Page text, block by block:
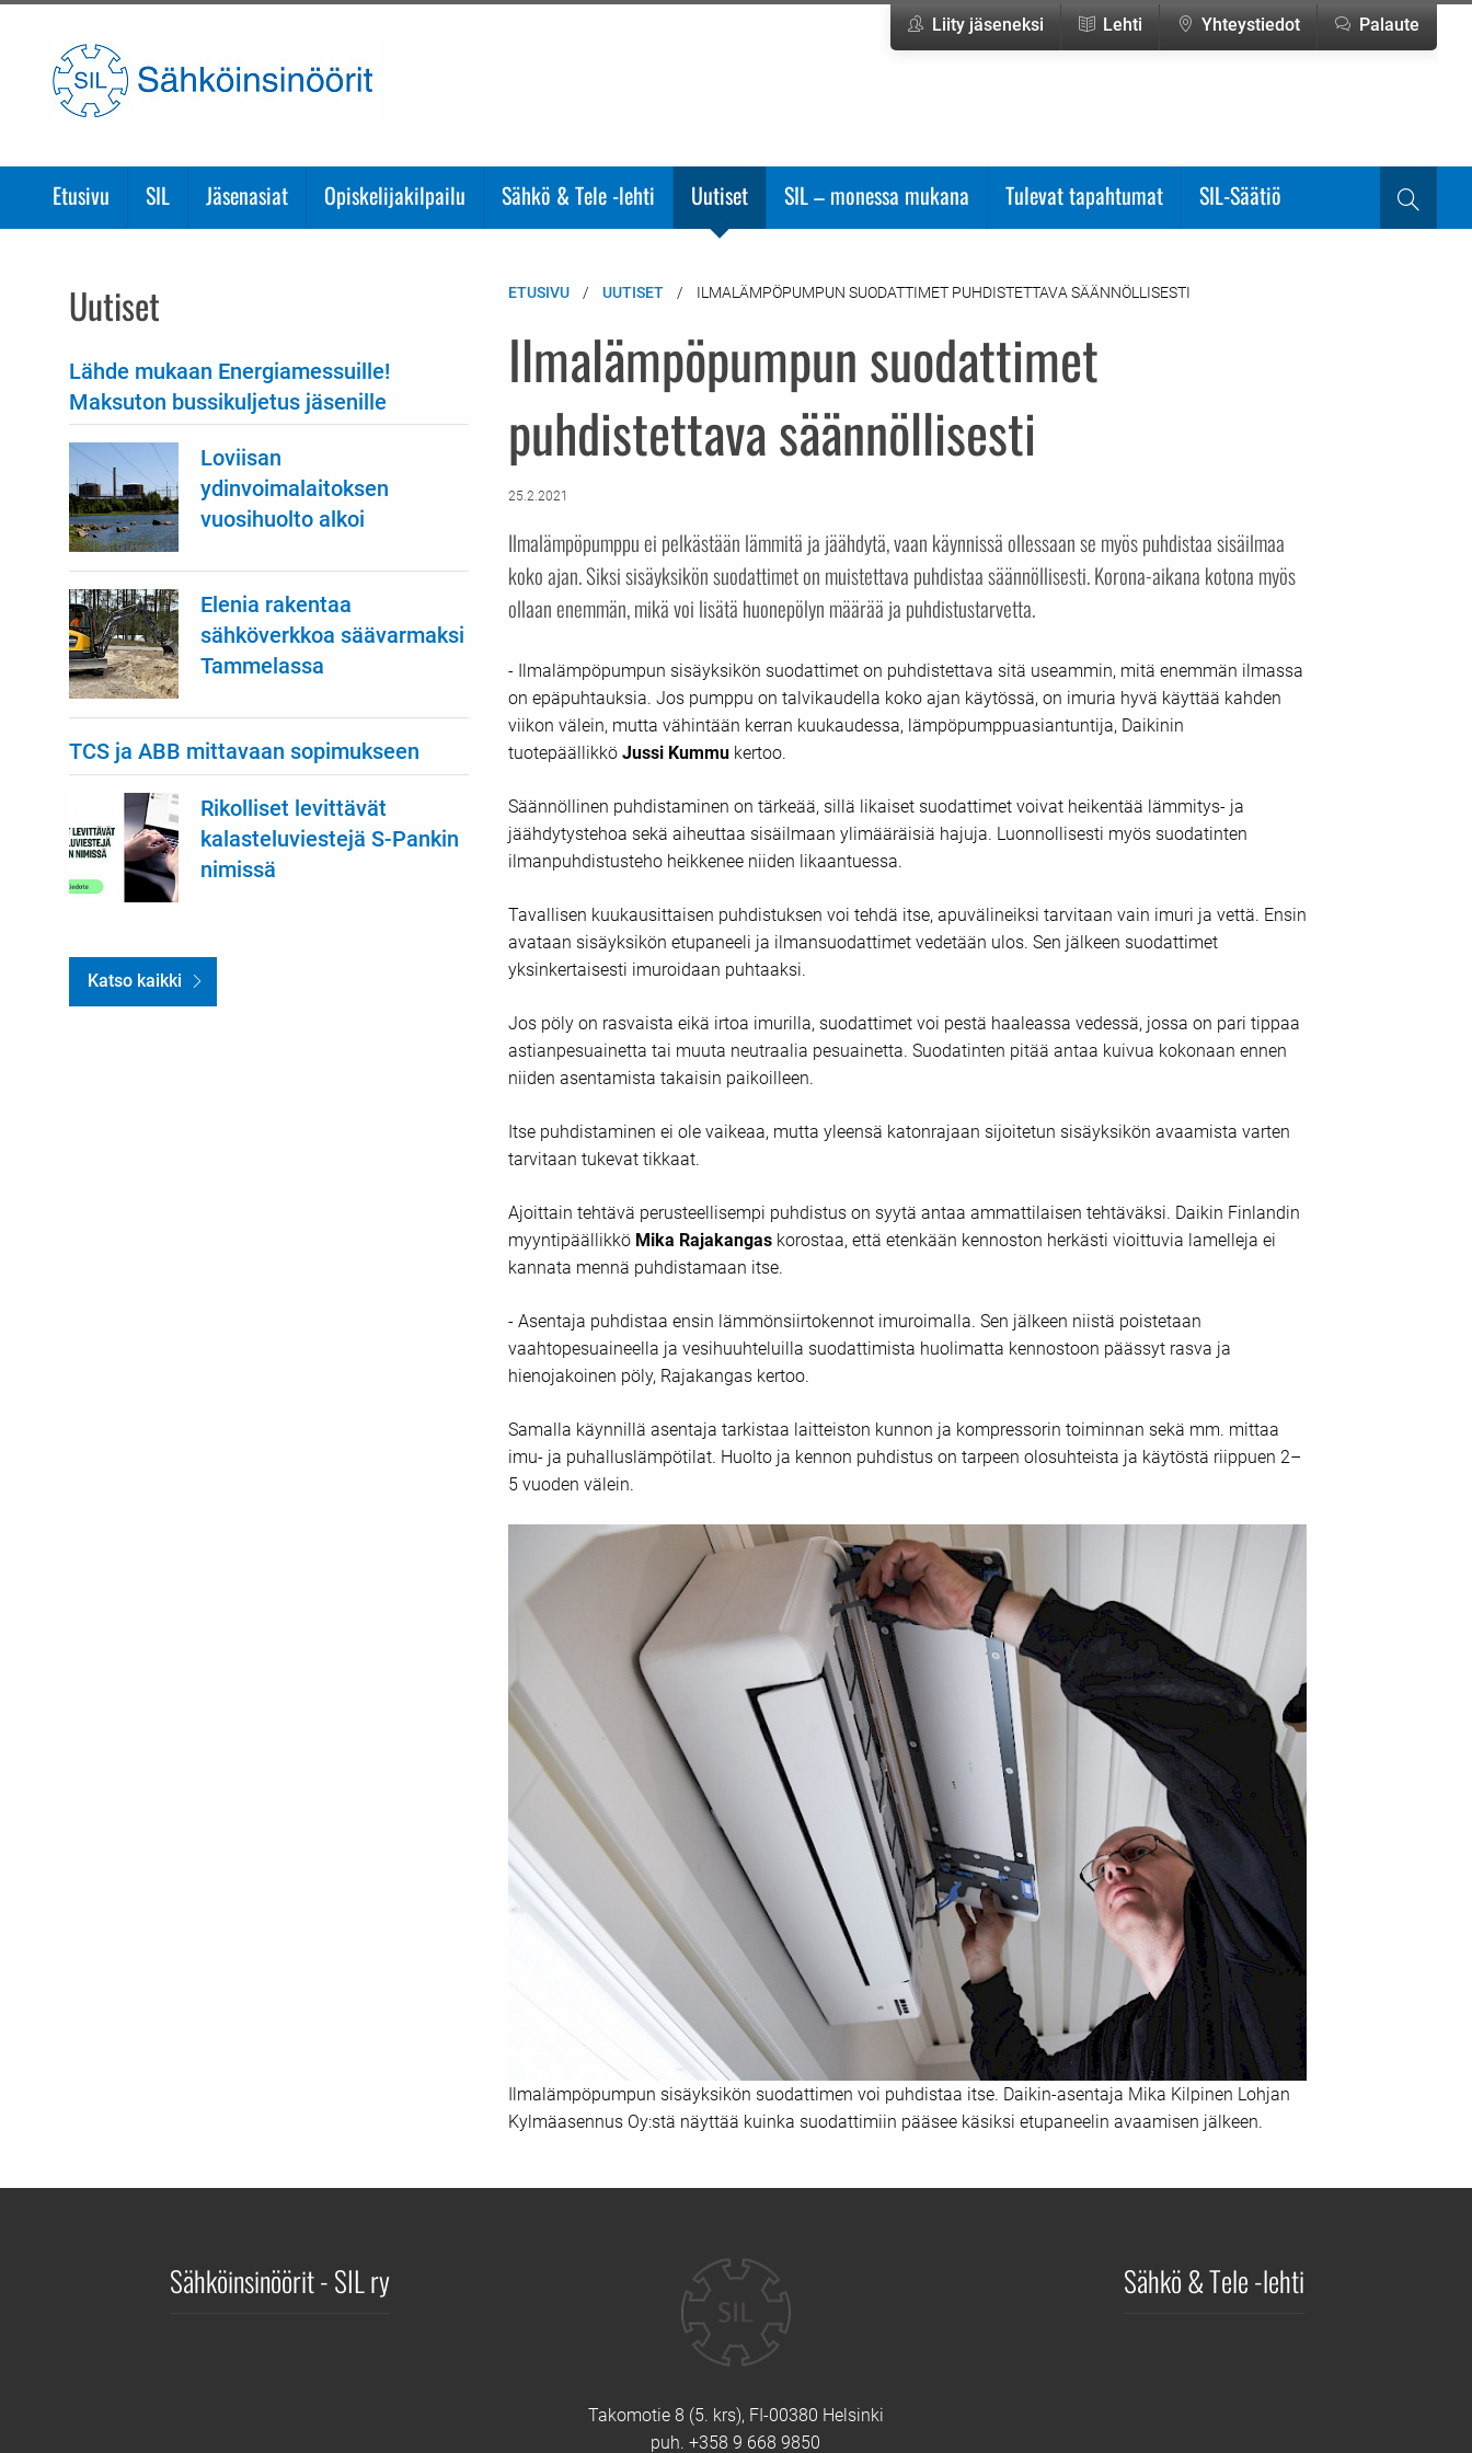
Liity jäseneksi Lehti Yhteystiedot
Palaute
Etusivu SIL Jäsenasiat Opiskelijakilpailu Sähkö & Tele -lehti Uutiset SIL – monessa mukana Tulevat tapahtumat SIL-Säätiö Haku
ETUSIVU UUTISET ILMALÄMPÖPUMPUN SUODATTIMET PUHDISTETTAVA SÄÄNNÖLLISESTI
Ilmalämpöpumpun suodattimet
puhdistettava säännöllisesti
25.2.2021
Ilmalämpöpumppu ei pelkästään lämmitä ja jäähdytä, vaan käynnissä ollessaan se myös puhdistaa sisäilmaa
koko ajan. Siksi sisäyksikön suodattimet on muistettava puhdistaa säännöllisesti. Korona-aikana kotona myös
ollaan enemmän, mikä voi lisätä huonepölyn määrää ja puhdistustarvetta.
- Ilmalämpöpumpun sisäyksikön suodattimet on puhdistettava sitä useammin, mitä enemmän ilmassa
on epäpuhtauksia. Jos pumppu on talvikaudella koko ajan käytössä, on imuria hyvä käyttää kahden
viikon välein, mutta vähintään kerran kuukaudessa, lämpöpumppuasiantuntija, Daikinin
tuotepäällikkö Jussi Kummukertoo.
Säännöllinen puhdistaminen on tärkeää, sillä likaiset suodattimet voivat heikentää lämmitys- ja
jäähdytystehoa sekä aiheuttaa sisäilmaan ylimääräisiä hajuja. Luonnollisesti myös suodatinten
ilmanpuhdistusteho heikkenee niiden likaantuessa.
Tavallisen kuukausittaisen puhdistuksen voi tehdä itse, apuvälineiksi tarvitaan vain imuri ja vettä. Ensin
avataan sisäyksikön etupaneeli ja ilmansuodattimet vedetään ulos. Sen jälkeen suodattimet
yksinkertaisesti imuroidaan puhtaaksi.
Jos pöly on rasvaista eikä irtoa imurilla, suodattimet voi pestä haaleassa vedessä, jossa on pari tippaa
astianpesuainetta tai muuta neutraalia pesuainetta. Suodatinten pitää antaa kuivua kokonaan ennen
niiden asentamista takaisin paikoilleen.
Itse puhdistaminen ei ole vaikeaa, mutta yleensä katonrajaan sijoitetun sisäyksikön avaamista varten
tarvitaan tukevat tikkaat.
Ajoittain tehtävä perusteellisempi puhdistus on syytä antaa ammattilaisen tehtäväksi. Daikin Finlandin
myyntipäällikkö Mika Rajakangaskorostaa, että etenkään kennoston herkästi vioittuvia lamelleja ei
kannata mennä puhdistamaan itse.
- Asentaja puhdistaa ensin lämmönsiirtokennot imuroimalla. Sen jälkeen niistä poistetaan
vaahtopesuaineella ja vesihuuhteluilla suodattimista huolimatta kennostoon päässyt rasva ja
hienojakoinen pöly, Rajakangas kertoo.
Samalla käynnillä asentaja tarkistaa laitteiston kunnon ja kompressorin toiminnan sekä mm. mittaa
imu- ja puhalluslämpötilat. Huolto ja kennon puhdistus on tarpeen olosuhteista ja käytöstä riippuen 2–
5 vuoden välein.
Ilmalämpöpumpun sisäyksikön suodattimen voi puhdistaa itse. Daikin-asentaja Mika Kilpinen Lohjan
Kylmäasennus Oy:stä näyttää kuinka suodattimiin pääsee käsiksi etupaneelin avaamisen jälkeen.
Uutiset
Lähde mukaan Energiamessuille!
Maksuton bussikuljetus jäsenille
Loviisan
ydinvoimalaitoksen
vuosihuolto alkoi
Elenia rakentaa
sähköverkkoa säävarmaksi
Tammelassa
TCS ja ABB mittavaan sopimukseen
Rikolliset levittävät
kalasteluviestejä S-Pankin
nimissä
Katso kaikki
Sähköinsinöörit - SIL ry
Takomotie 8 (5. krs), FI-00380 Helsinki
puh. +358 9 668 9850
Sähkö & Tele -lehti